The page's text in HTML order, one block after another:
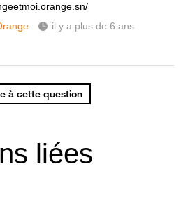
il y a plus de 6 ans
à cette question
liées